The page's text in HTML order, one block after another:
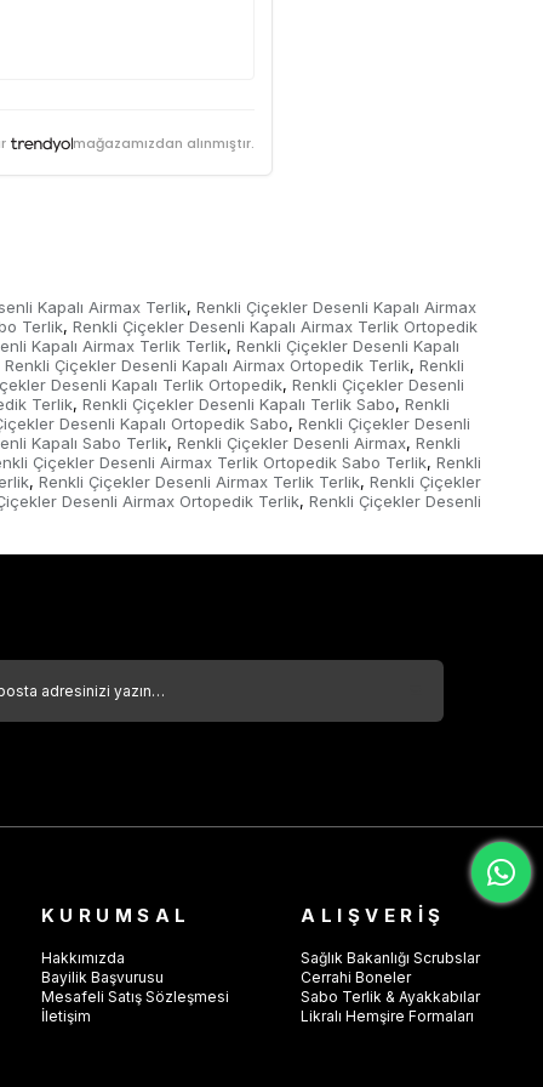
mağazamızdan alınmıştır.
Kapalı Airmax Terlik, Renkli Çiçekler Desenli Kapalı Airmax
Terlik, Renkli Çiçekler Desenli Kapalı Airmax Terlik Ortopedik
Kapalı Airmax Terlik Terlik, Renkli Çiçekler Desenli Kapalı
Renkli Çiçekler Desenli Kapalı Airmax Ortopedik Terlik, Renkli
Desenli Kapalı Terlik Ortopedik, Renkli Çiçekler Desenli
Terlik, Renkli Çiçekler Desenli Kapalı Terlik Sabo, Renkli
Desenli Kapalı Ortopedik Sabo, Renkli Çiçekler Desenli
Kapalı Sabo Terlik, Renkli Çiçekler Desenli Airmax, Renkli
Çiçekler Desenli Airmax Terlik Ortopedik Sabo Terlik, Renkli
, Renkli Çiçekler Desenli Airmax Terlik Terlik, Renkli Çiçekler
Desenli Airmax Ortopedik Terlik, Renkli Çiçekler Desenli
KURUMSAL
Hakkımızda
Bayilik Başvurusu
Mesafeli Satış Sözleşmesi
İletişim
ALIŞVERİŞ
Sağlık Bakanlığı Scrubslar
Cerrahi Boneler
Sabo Terlik & Ayakkabılar
Likralı Hemşire Formaları